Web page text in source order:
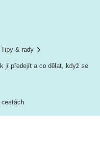
Tipy & rady
jí předejít a co dělat, když se
cestách